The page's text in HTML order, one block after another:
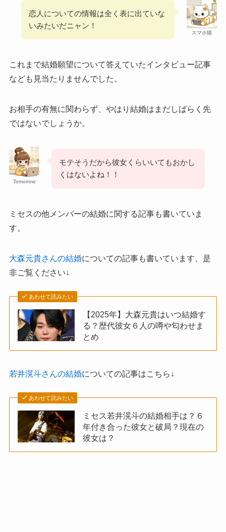
スマホ猫
恋人についての情報は全く表に出ていな
いみたいだニャン！
これまで結婚願望について答えていたインタビュー記事
なども見当たりませんでした。
お相手の有無に関わらず、やはり結婚はまだしばらく先
ではないでしょうか。
Tomorrow
モテそうだから彼女くらいいてもおかし
くはないよね！！
ミセスの他メンバーの結婚に関する記事も書いていま
す。
大森元貴さんの結婚についての記事も書いています、是
非ご覧ください↓
あわせて読みたい
【2025年】大森元貴はいつ結婚す
る？歴代彼女６人の噂や匂わせま
とめ
若井滉斗さんの結婚についての記事はこちら↓
あわせて読みたい
ミセス若井滉斗の結婚相手は？６
年付き合った彼女と破局？現在の
彼女は？